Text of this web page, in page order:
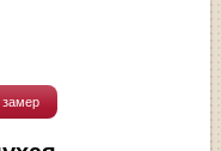
замер